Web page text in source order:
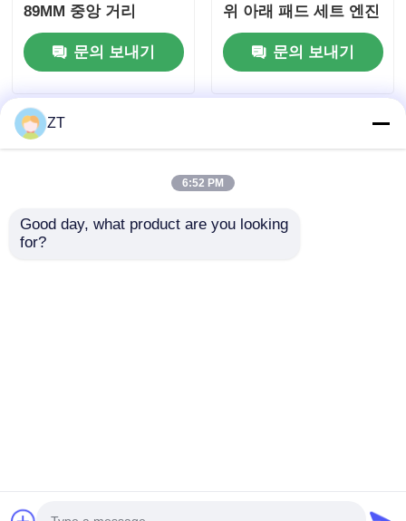
오토바이 완충 장치
오토바이 사슬 과 스프로켓
오토바이 피스톤
89MM 중앙 거리
문의 보내기
위 아래 패드 세트 엔진
실린더 밀봉 가스켓
문의 보내기
ZT
6:52 PM
Good day, what product are you looking
for?